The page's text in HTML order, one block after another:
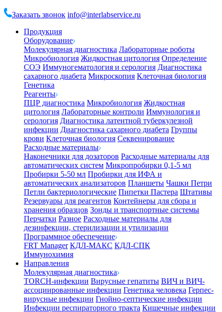
Заказать звонок info@interlabservice.ru
Продукция
Оборудование
Молекулярная диагностика Лабораторные роботы
Микробиология Жидкостная цитология Определение
СОЭ Иммуногематология и серология Диагностика
сахарного диабета Микроскопия Клеточная биология
Генетика
Реагенты
ПЦР диагностика Микробиология Жидкостная
цитология Лабораторные контроли Иммунология и
серология Диагностика латентной туберкулезной
инфекции Диагностика сахарного диабета Группы
крови Клеточная биология Секвенирование
Расходные материалы
Наконечники для дозаторов Расходные материалы для
автоматических систем Микропробирки 0,1-5 мл
Пробирки 5-50 мл Пробирки для ИФА и
автоматических анализаторов Планшеты Чашки Петри
Петли бактериологические Пипетки Пастера Штативы
Резервуары для реагентов Контейнеры для сбора и
хранения образцов Зонды и транспортные системы
Перчатки Разное Расходные материалы для
дезинфекции, стерилизации и утилизации
Программное обеспечение
FRT Manager КДЛ-МАКС КДЛ-СПК
Иммунохимия
Направления
Молекулярная диагностика
TORCH-инфекции Вирусные гепатиты ВИЧ и ВИЧ-
ассоциированные инфекции Генетика человека Герпес-
вирусные инфекции Гнойно-септические инфекции
Инфекции респираторного тракта Кишечные инфекции